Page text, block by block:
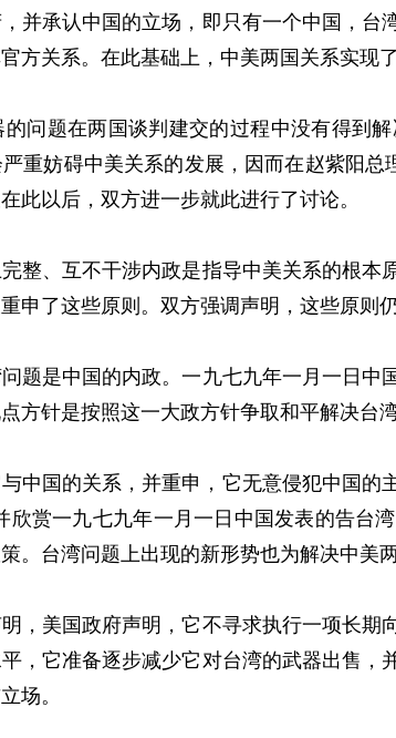
并承认中国的立场，即只有一个中国，
方关系。在此基础上，中美两国关系实现了
题在两国谈判建交的过程中没有得到解
重妨碍中美关系的发展，因而在赵紫阳
此以后，双方进一步就此进行了讨论。
、互不干涉内政是指导中美关系的根本
申了这些原则。双方强调声明，这些原则
是中国的内政。一九七九年一月一日中
方针是按照这一大政方针争取和平解决台
国的关系，并重申，它无意侵犯中国的
欣赏一九七九年一月一日中国发表的告台
。台湾问题上出现的新形势也为解决中美
美国政府声明，它不寻求执行一项长期
，它准备逐步减少它对台湾的武器出售
场。